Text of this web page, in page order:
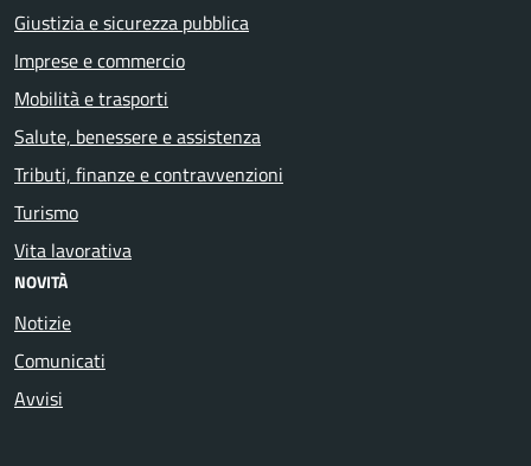
Giustizia e sicurezza pubblica
Imprese e commercio
Mobilità e trasporti
Salute, benessere e assistenza
Tributi, finanze e contravvenzioni
Turismo
Vita lavorativa
NOVITÀ
Notizie
Comunicati
Avvisi